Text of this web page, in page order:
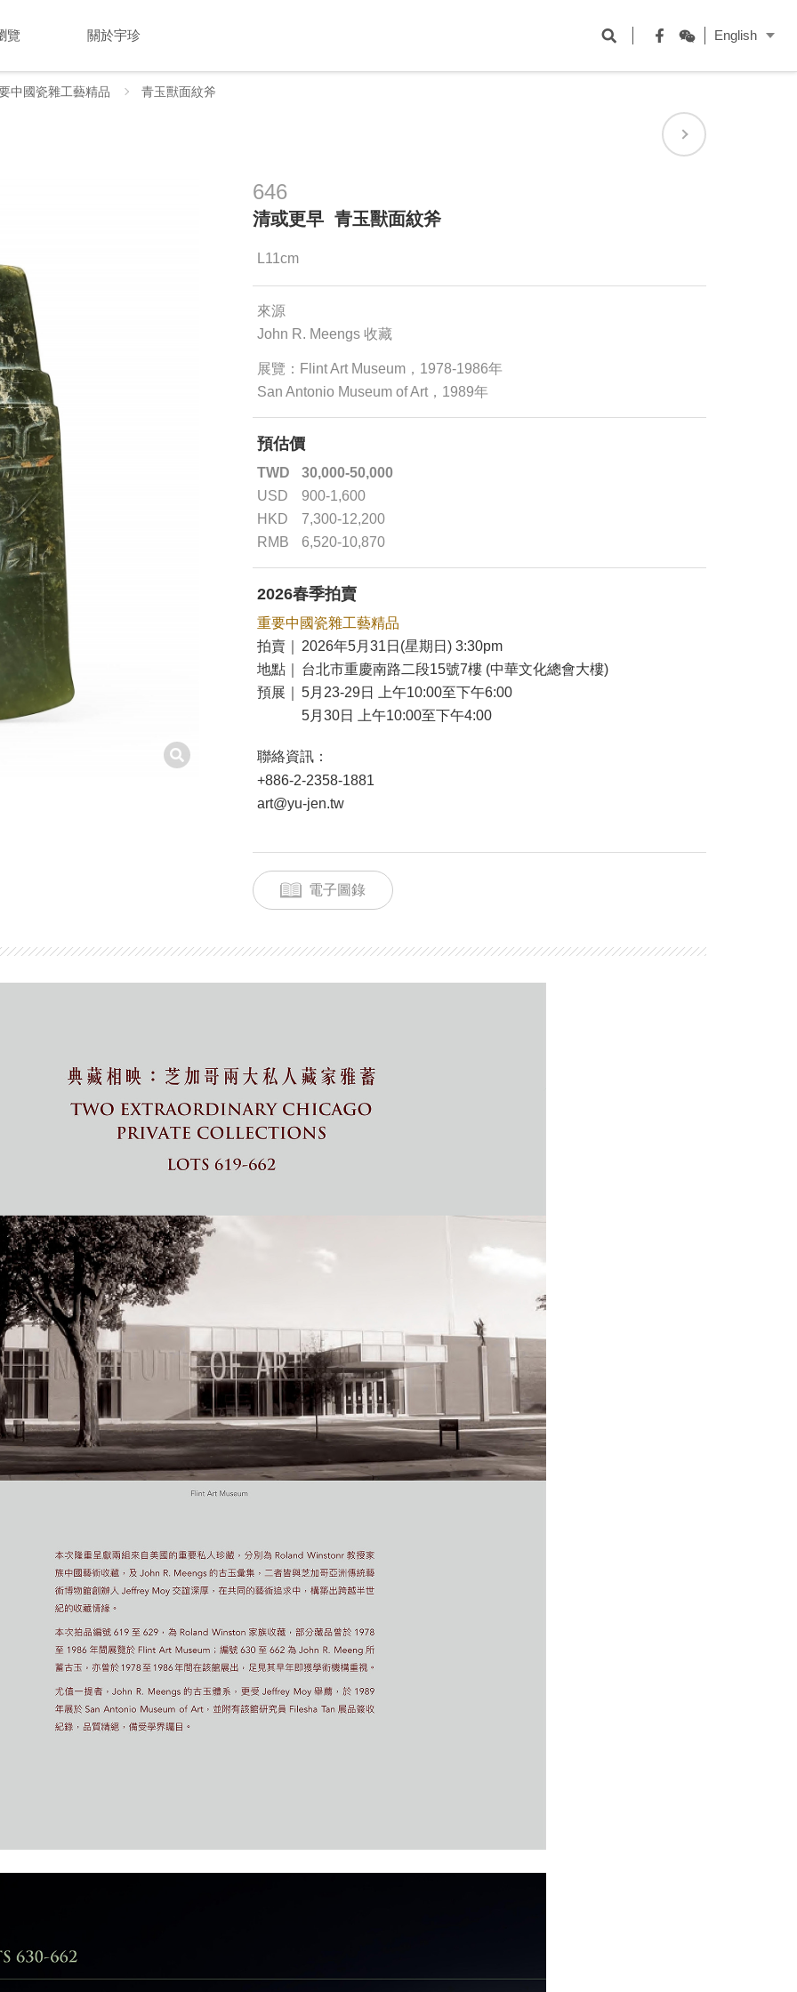
覽 關於宇珍
Facebook
WeChat
English
中國瓷雜工藝精品 青玉獸面紋斧
646
清或更早 青玉獸面紋斧
L11cm
來源
John R. Meengs 收藏
展覽：Flint Art Museum，1978-1986年
San Antonio Museum of Art，1989年
預估價
TWD
30,000-50,000
USD
900-1,600
HKD
7,300-12,200
RMB
6,520-10,870
2026春季拍賣
重要中國瓷雜工藝精品
拍賣｜
2026年5月31日(星期日) 3:30pm
地點｜
台北市重慶南路二段15號7樓 (中華文化總會大樓)
預展｜
5月23-29日 上午10:00至下午6:00
5月30日 上午10:00至下午4:00
聯絡資訊：
+886-2-2358-1881
art@yu-jen.tw
電子圖錄